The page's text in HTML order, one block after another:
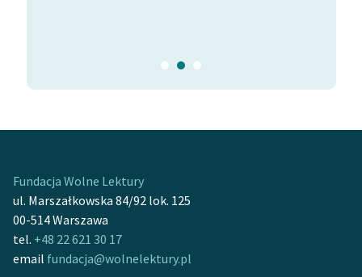
Fundacja Wolne Lektury
ul. Marszałkowska 84/92 lok. 125
00-514 Warszawa
tel. +48 22 621 30 17
email fundacja@wolnelektury.pl